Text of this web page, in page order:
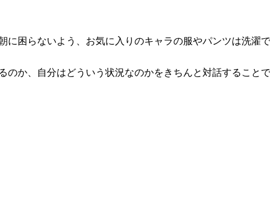
困らないよう、お気に入りのキャラの服やパンツは洗濯
か、自分はどういう状況なのかをきちんと対話すること